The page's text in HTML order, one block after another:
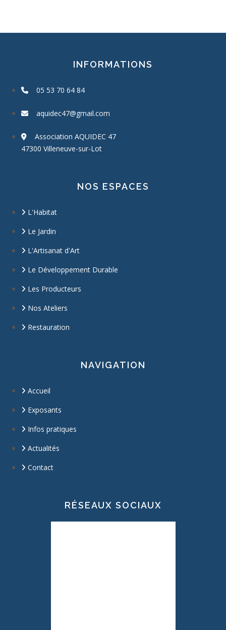
INFORMATIONS
05 53 70 64 84
aquidec47@gmail.com
Association AQUIDEC 47
47300 Villeneuve-sur-Lot
NOS ESPACES
L'Habitat
Le Jardin
L'Artisanat d'Art
Le Développement Durable
Les Producteurs
Nos Ateliers
Restauration
NAVIGATION
Accueil
Exposants
Infos pratiques
Actualités
Contact
RÉSEAUX SOCIAUX